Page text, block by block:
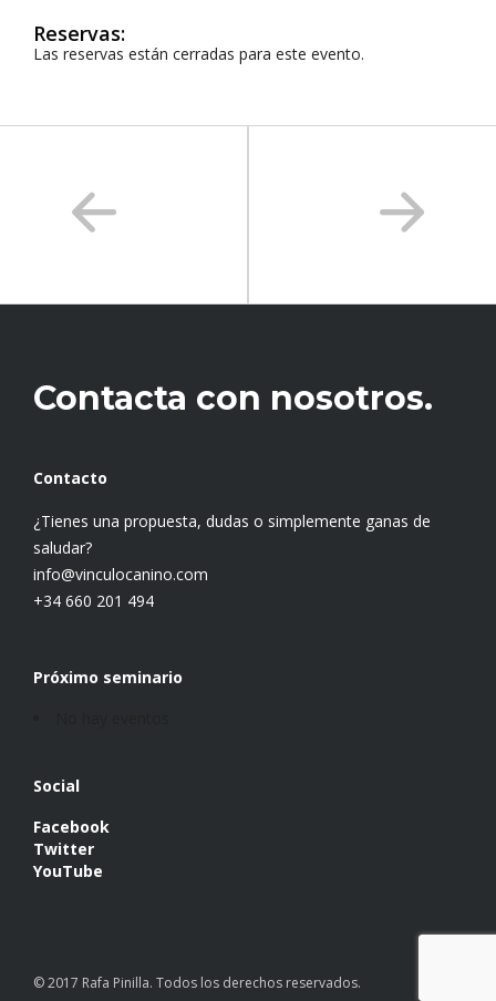
Reservas:
Las reservas están cerradas para este evento.
Contacta con nosotros.
Contacto
¿Tienes una propuesta, dudas o simplemente ganas de
saludar?
info@vinculocanino.com
+34 660 201 494
Próximo seminario
Social
Facebook
Twitter
YouTube
© 2017 Rafa Pinilla. Todos los derechos reservados.